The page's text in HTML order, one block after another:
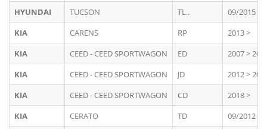
HYUNDAI
TUCSON TL..
09/2015 >
KIA
CARENS RP
2013 >
KIA
CEED - CEED SPORTWAGON ED
2007 >
KIA
CEED - CEED SPORTWAGON JD
2012 >
KIA
CEED - CEED SPORTWAGON CD
2018 >
KIA
CERATO TD
09/2012 >